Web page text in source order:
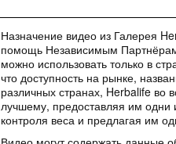
Назначение видео из Галерея
помощь Независимым
можно использовать только в
что доступность на рынке,
различных странах, Herbalife во
лучшему, предоставляя им одни
контроля веса и предлагая им
Вебинар «Галерея
Красоты как
инструмент»
Практическое
уникального проекта в